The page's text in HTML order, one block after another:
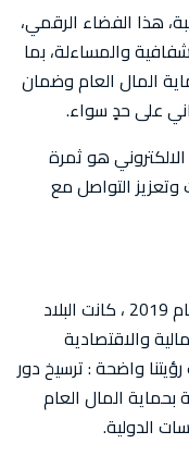
هذا الفضاء الرقمي،
والمساءلة، بما
المال العام وضمان
على حدٍ سواء.
هو ثمرة
التواصل مع
عندما توليت رئاسة ديوان المحاسبة في عام 2019 ، كانت البلاد
والاقتصادية
واضحة : ترسيخ دور
المال العام
الدولية.